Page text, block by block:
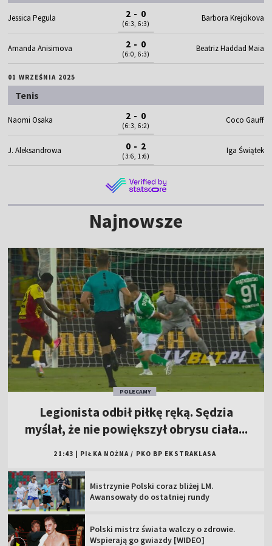
Jessica Pegula 2 - 0
(6:3, 6:3)
Barbora Krejcikova
Amanda Anisimova 2 - 0
(6:0, 6:3)
Beatriz Haddad Maia
01 WRZEŚNIA 2025
Tenis
Naomi Osaka 2 - 0
(6:3, 6:2)
Coco Gauff
J. Aleksandrowa 0 - 2
(3:6, 1:6)
Iga Świątek
Najnowsze
POLECAMY
Legionista odbił piłkę ręką. Sędzia
myślał, że nie powiększył obrysu ciała...
21:43 PIŁKA NOŻNA / PKO BP EKSTRAKLASA
Mistrzynie Polski coraz bliżej LM.
Awansowały do ostatniej rundy
Polski mistrz świata walczy o zdrowie.
Wspierają go gwiazdy [WIDEO]